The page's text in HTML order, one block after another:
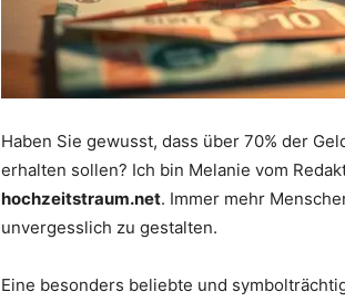
Haben Sie gewusst, dass über 70% der
erhalten sollen? Ich bin Melanie vom
hochzeitstraum.net. Immer mehr
unvergesslich zu gestalten.
Eine besonders beliebte und